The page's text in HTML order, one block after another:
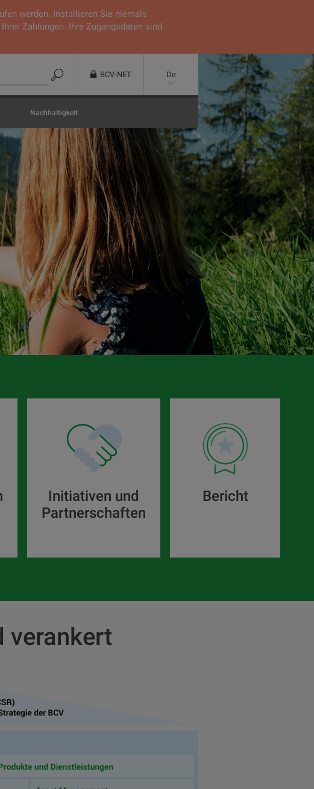
werden. Installieren Sie niemals
Zahlungen. Ihre Zugangsdaten sind
BCV-NET De
Nachhaltigkeit
Initiativen und
Partnerschaften
Bericht
verankert